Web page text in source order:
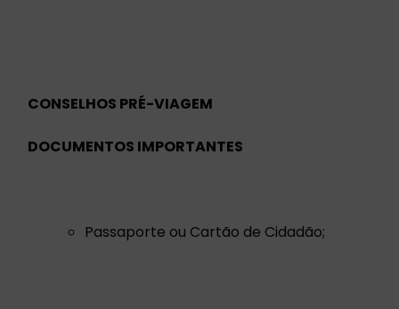
CONSELHOS PRÉ-VIAGEM
DOCUMENTOS IMPORTANTES
Passaporte ou Cartão de Cidadão;